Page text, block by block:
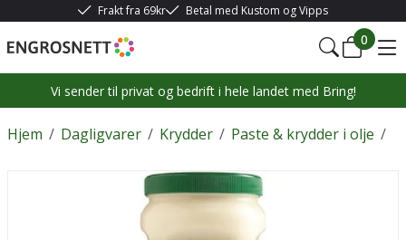
Frakt fra 69kr Betal med Kustom og Vipps
0
Vi sender til privat og bedrift i hele landet med Bring!
/
Hjem /
Dagligvarer /
Krydder /
Paste & krydder i olje